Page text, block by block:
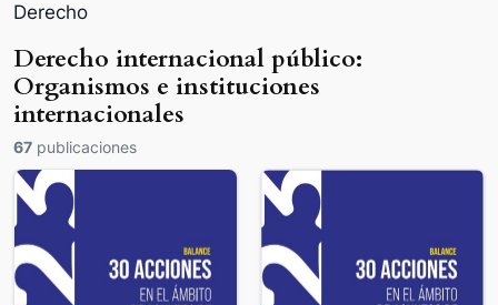
Derecho
Derecho internacional público:
Organismos e instituciones
internacionales
67 publicaciones